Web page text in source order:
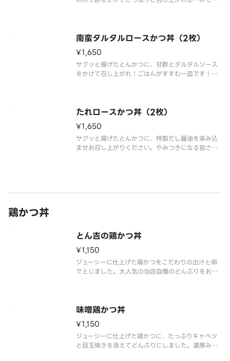
南蛮タルタルロースかつ丼（2枚）
¥1,650
サクッと揚げたとんかつに、甘酢とタルタルソース
をかけて召し上がれ！ごはんがすすむ一皿です！
たれロースかつ丼（2枚）
¥1,650
サクッと揚げたとんかつに、特製だし醤油を染み込
ませお召し上がりください。やみつきになる旨さで
鶏かつ丼
とん吉の鶏かつ丼
¥1,150
ジューシーに仕上げた鶏かつをこだわりの出汁と卵
でとじました。大人気の当店自慢のどんぶりをお召
味噌鶏かつ丼
¥1,150
ジューシーに仕上げた鶏かつに、たっぷりキャベツ
と目玉焼きを添えてどんぶりにしました。濃厚みそ